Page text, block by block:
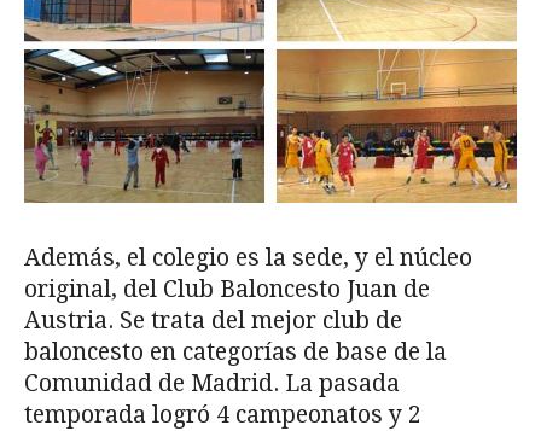
Además, el colegio es la sede, y el núcleo
original, del Club Baloncesto Juan de
Austria. Se trata del mejor club de
baloncesto en categorías de base de la
Comunidad de Madrid. La pasada
temporada logró 4 campeonatos y 2